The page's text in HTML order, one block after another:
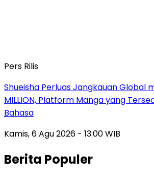
Pers Rilis
Shueisha Perluas Jangkauan Global
MILLION, Platform Manga yang
Bahasa
Kamis, 6 Agu 2026 - 13:00 WIB
Berita Populer